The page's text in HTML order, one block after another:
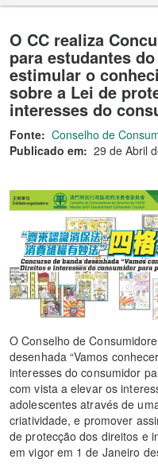
O CC realiza
para estudantes
estimular o
sobre a Lei de
interesses do
Fonte: Conselho de
Publicado em: 29 de Abril
O Conselho de
desenhada “Vamos
interesses do consumidor
com vista a elevar os
adolescentes através de
criatividade, e promover
de protecção dos direitos e
em vigor em 1 de Janeiro